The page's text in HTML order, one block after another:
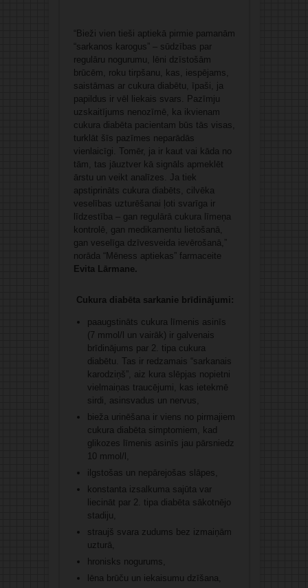
“Bieži vien tieši aptiekā pirmie pamanām
“sarkanos karogus” – sūdzības par
regulāru nogurumu, lēni dzīstošām
brūcēm, roku tirpšanu, kas, iespējams,
saistāmas ar cukura diabētu, īpaši, ja
papildus ir vēl liekais svars. Pazīmju
uzskaitījums nenozīmē, ka ikvienam
cukura diabēta pacientam būs tās visas,
turklāt šīs pazīmes neparādās
vienlaicīgi. Tomēr, ja ir kaut vai kāda no
tām, tas jāuztver kā signāls apmeklēt
ārstu un veikt analīzes. Ja tiek
apstiprināts cukura diabēts, cilvēka
veselības uzturēšanai ļoti svarīga ir
līdzestība – gan regulārā cukura līmeņa
kontrolē, gan medikamentu lietošanā,
gan veselīga dzīvesveida ievērošanā,”
norāda “Mēness aptiekas” farmaceite
Evita Lārmane.
Cukura diabēta sarkanie brīdinājumi:
paaugstināts cukura līmenis asinīs
(7 mmol/l un vairāk) ir galvenais
brīdinājums par 2. tipa cukura
diabētu. Tas ir redzamais “sarkanais
karodziņš”, aiz kura slēpjas nopietni
vielmaiņas traucējumi, kas ietekmē
sirdi, asinsvadus un nervus,
bieža urinēšana ir viens no pirmajiem
cukura diabēta simptomiem, kad
glikozes līmenis asinīs jau pārsniedz
10 mmol/l,
ilgstošas un nepārejošas slāpes,
konstanta izsalkuma sajūta var
liecināt par 2. tipa diabēta sākotnējo
stadiju,
straujš svara zudums bez izmaiņām
uzturā,
hronisks nogurums,
lēna brūču un iekaisumu dzīšana,